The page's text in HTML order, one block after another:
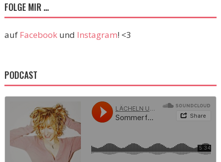
FOLGE MIR …
auf Facebookund Instagram! <3
PODCAST